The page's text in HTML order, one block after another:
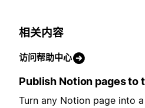
相关内容
访问帮助中心
Publish Notion pages to
Turn any Notion page into